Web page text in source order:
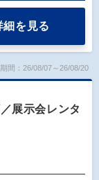
細を見る
間：26/08/07～26/08/20
展示会レンタ